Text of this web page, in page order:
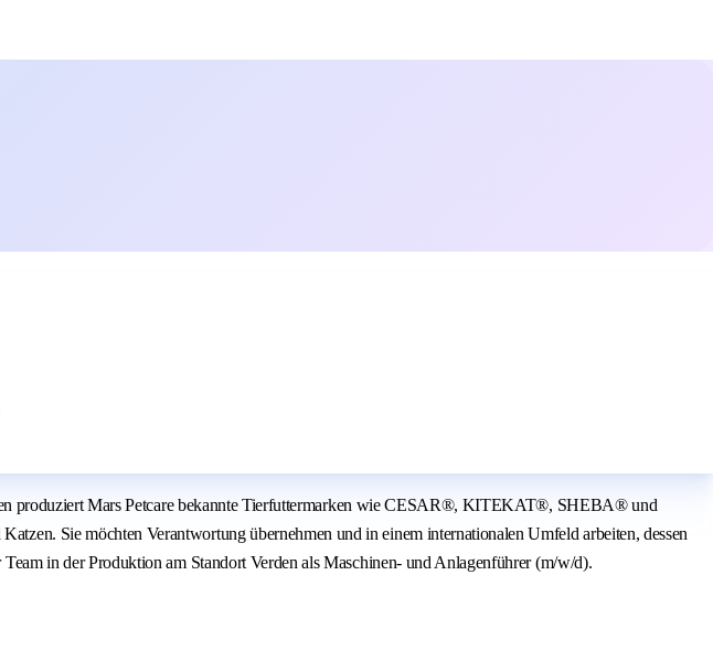
produziert Mars Petcare bekannte Tierfuttermarken wie CESAR®, KITEKAT®, SHEBA® und
Sie möchten Verantwortung übernehmen und in einem internationalen Umfeld arbeiten, dessen
in der Produktion am Standort Verden als Maschinen- und Anlagenführer (m/w/d).